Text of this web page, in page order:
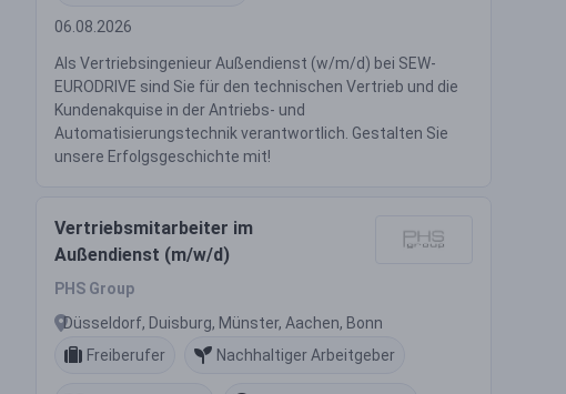
06.08.2026
Als Vertriebsingenieur Außendienst (w/m/d) bei SEW-
EURODRIVE sind Sie für den technischen Vertrieb und die
Kundenakquise in der Antriebs- und
Automatisierungstechnik verantwortlich. Gestalten Sie
unsere Erfolgsgeschichte mit!
Vertriebsmitarbeiter im
Außendienst (m/w/d)
PHS Group
Düsseldorf, Duisburg, Münster, Aachen, Bonn
Freiberufer
Nachhaltiger Arbeitgeber